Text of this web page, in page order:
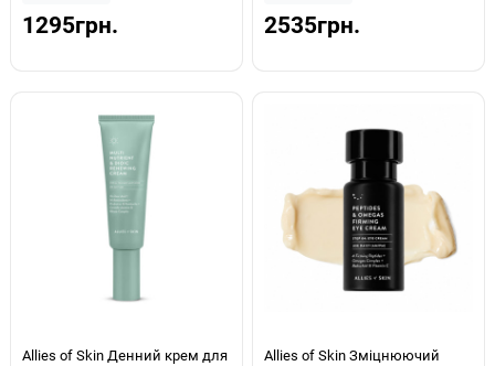
1295грн. 2535грн.
Allies of Skin Денний крем для
Allies of Skin Зміцнюючий